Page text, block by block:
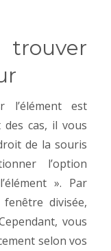
l’élément est
cas, il vous
de la souris
l’option
». Par
divisée,
vous
selon vos